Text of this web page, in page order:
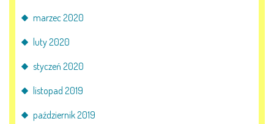
marzec 2020
luty 2020
styczeń 2020
listopad 2019
październik 2019